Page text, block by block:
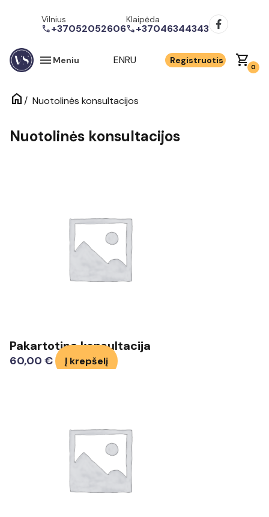
Vilnius
call+37052052606
Klaipėda
call+37046344343
menu Meniu ENRU Registruotis shopping_cart0
home/ Nuotolinės konsultacijos
Nuotolinės konsultacijos
Pakartotina konsultacija
60,00 € Į krepšelį